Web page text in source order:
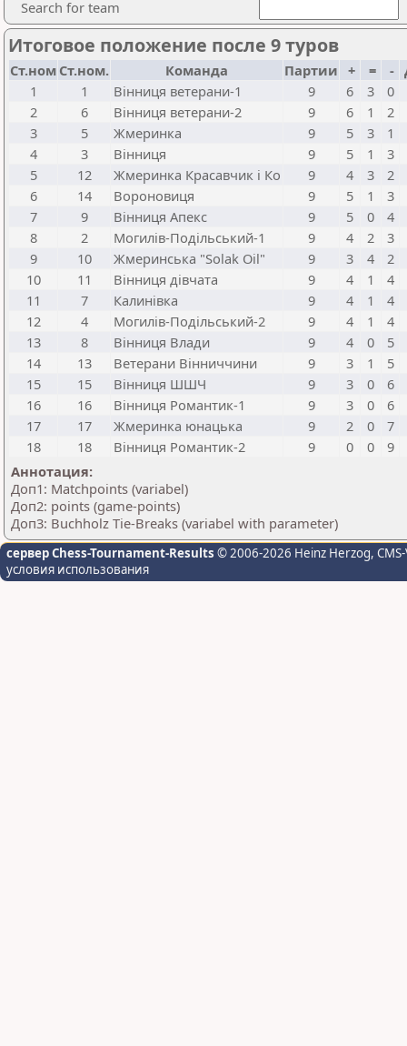
Search for team
Итоговое положение после 9 туров
Ст.ном Ст.ном. Команда Партии + = -
1
1 Вінниця ветерани-1 9 6 3
0
2
6 Вінниця ветерани-2 9 6 1
2
3
5 Жмеринка 9 5 3
1
4
3 Вінниця 9 5 1
3
5
12 Жмеринка Красавчик і Ко 9 4 3
2
6
14 Вороновиця 9 5 1
3
7
9 Вінниця Апекс 9 5 0
4
8
2 Могилів-Подільський-1 9 4 2
3
9
10 Жмеринська "Solak Oil" 9 3 4
2
10
11 Вінниця дівчата 9 4 1
4
11
7 Калинівка 9 4 1
4
12
4 Могилів-Подільський-2 9 4 1
4
13
8 Вінниця Влади 9 4 0
5
14
13 Ветерани Вінниччини 9 3 1
5
15
15 Вінниця ШШЧ 9 3 0
6
16
16 Вінниця Романтик-1 9 3 0
6
17
17 Жмеринка юнацька 9 2 0
7
18
18 Вінниця Романтик-2 9 0 0
9
Аннотация:
Доп1: Matchpoints (variabel)
Доп2: points (game-points)
Доп3: Buchholz Tie-Breaks (variabel with parameter)
сервер Chess-Tournament-Results © 2006-2026 Heinz Herzog,
условия использования